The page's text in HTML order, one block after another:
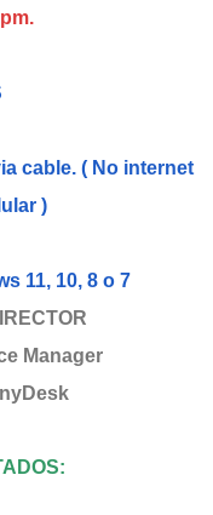
.
cable. ( No internet
)
11, 10, 8 o 7
Manager